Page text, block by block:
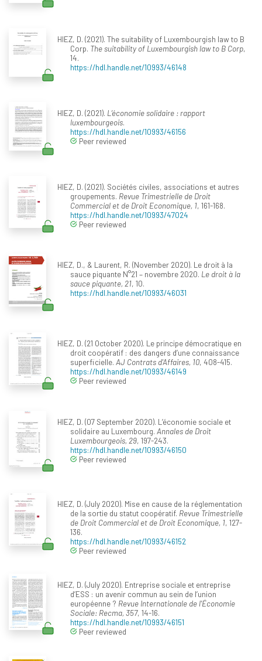
HIEZ, D. (2021). The suitability of Luxembourgish law to B
Corp. The suitability of Luxembourgish law to B Corp,
14.
https://hdl.handle.net/10993/46148
HIEZ, D. (2021). L’économie solidaire : rapport
luxembourgeois.
https://hdl.handle.net/10993/46156
Peer reviewed
HIEZ, D. (2021). Sociétés civiles, associations et autres
groupements. Revue Trimestrielle de Droit
Commercial et de Droit Economique, 1, 161-168.
https://hdl.handle.net/10993/47024
Peer reviewed
HIEZ, D., & Laurent, R. (November 2020). Le droit à la
sauce piquante N°21 – novembre 2020. Le droit à la
sauce piquante, 21, 10.
https://hdl.handle.net/10993/46031
HIEZ, D. (21 October 2020). Le principe démocratique en
droit coopératif : des dangers d’une connaissance
superficielle. AJ Contrats d'Affaires, 10, 408-415.
https://hdl.handle.net/10993/46149
Peer reviewed
HIEZ, D. (07 September 2020). L’économie sociale et
solidaire au Luxembourg. Annales de Droit
Luxembourgeois, 29, 197-243.
https://hdl.handle.net/10993/46150
Peer reviewed
HIEZ, D. (July 2020). Mise en cause de la réglementation
de la sortie du statut coopératif. Revue Trimestrielle
de Droit Commercial et de Droit Economique, 1, 127-
136.
https://hdl.handle.net/10993/46152
Peer reviewed
HIEZ, D. (July 2020). Entreprise sociale et entreprise
d’ESS : un avenir commun au sein de l’union
européenne ? Revue Internationale de l'Économie
Sociale: Recma, 357, 14-16.
https://hdl.handle.net/10993/46151
Peer reviewed